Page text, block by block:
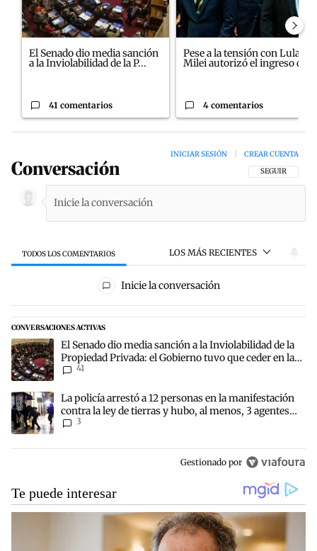
El Senado dio media sanción
a la Inviolabilidad de la P...
41 comentarios
Pese a la tensión con Lula,
Milei autorizó el ingreso d...
4 comentarios
Conversación SIGA ESTA
SEGUIR
INICIAR SESIÓN CREAR CUENTA
TODOS LOS COMENTARIOS LOS MÁS RECIENTES
Todos los comentarios
Inicie la conversación
CONVERSACIONES ACTIVAS
Este listado muestra los artículos con más comentarios en los
Un artículo de tendencia con el título "El Senado dio media
El Senado dio media sanción a la Inviolabilidad de la
Propiedad Privada: el Gobierno tuvo que ceder en la
Ley del Manejo del Fuego
41
Un artículo de tendencia con el título "La policía arrestó a 12
La policía arrestó a 12 personas en la manifestación
contra la ley de tierras y hubo, al menos, 3 agentes
heridos
3
Gestionado por